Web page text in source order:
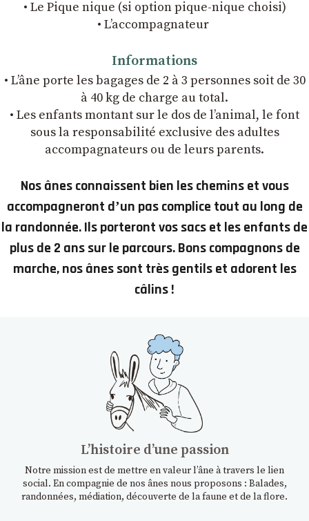
• Le Pique nique (si option pique-nique choisi)
• L’accompagnateur
Informations
• L’âne porte les bagages de 2 à 3 personnes soit de 30
à 40 kg de charge au total.
• Les enfants montant sur le dos de l’animal, le font
sous la responsabilité exclusive des adultes
accompagnateurs ou de leurs parents.
Nos ânes connaissent bien les chemins et vous
accompagneront dʼun pas complice tout au long de
la randonnée. Ils porteront vos sacs et les enfants de
plus de 2 ans sur le parcours. Bons compagnons de
marche, nos ânes sont très gentils et adorent les
câlins !
Lʼhistoire dʼune passion
Notre mission est de mettre en valeur l’âne à travers le lien
social. En compagnie de nos ânes nous proposons : Balades,
randonnées, médiation, découverte de la faune et de la flore.